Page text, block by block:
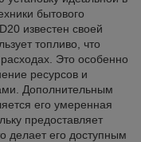
бытового
известен своей
топливо, что
Это особенно
ресурсов и
Дополнительным
его умеренная
предоставляет
делает его доступным